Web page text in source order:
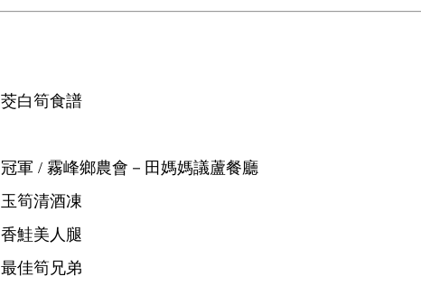
茭白筍食譜
冠軍 / 霧峰鄉農會－田媽媽議蘆餐廳
玉筍清酒凍
香鮭美人腿
最佳筍兄弟